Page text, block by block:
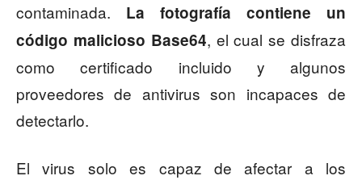
contaminada. La fotografía contiene un
código malicioso Base64, el cual se disfraza
como certificado incluido y algunos
proveedores de antivirus son incapaces de
detectarlo.
El virus solo es capaz de afectar a los